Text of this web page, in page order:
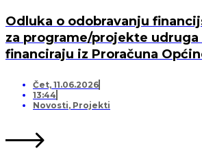
Odluka o odobravanju
za programe/projekte udruga
financiraju iz Proračuna
Čet, 11.06.2026
13:44
Novosti, Projekti